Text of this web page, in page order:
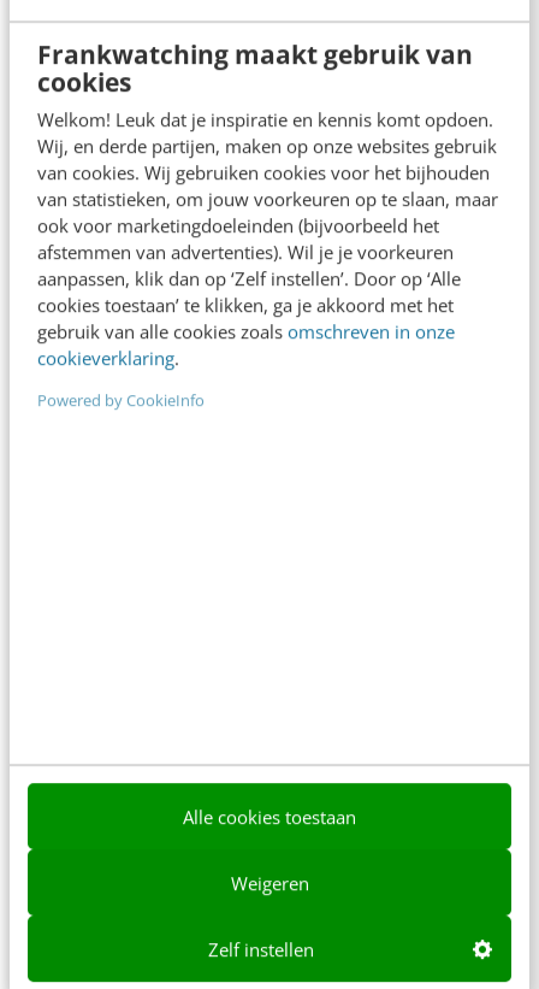
Frankwatching maakt gebruik van
cookies
Welkom! Leuk dat je inspiratie en kennis komt opdoen.
Wij, en derde partijen, maken op onze websites gebruik
van cookies. Wij gebruiken cookies voor het bijhouden
van statistieken, om jouw voorkeuren op te slaan, maar
ook voor marketingdoeleinden (bijvoorbeeld het
afstemmen van advertenties). Wil je je voorkeuren
aanpassen, klik dan op ‘Zelf instellen’. Door op ‘Alle
cookies toestaan’ te klikken, ga je akkoord met het
gebruik van alle cookies zoals omschreven in onze
cookieverklaring.
Powered by CookieInfo
Alle cookies toestaan
Weigeren
Zelf instellen
ONLINE MASTERCLASS
De nieuwe SEO- & GEO-
spelregels
In 2,5 uur van Google-first naar AI-first: zo wordt je
Bloggen als een pro: je doet het zo!
Bloggen is dood. Bloggen is springlevend. De